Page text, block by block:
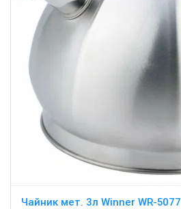
Чайник мет. 3л Winner WR-5077